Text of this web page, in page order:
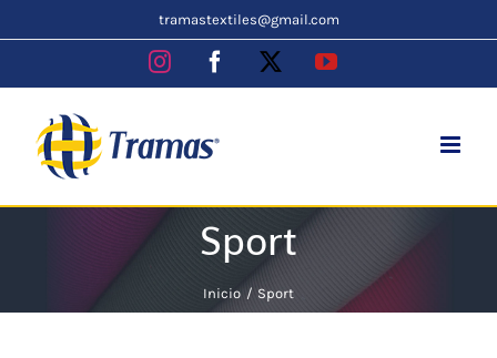
to
tramastextiles@gmail.com
InstagramFacebook YouTube
Sport
Inicio Sport